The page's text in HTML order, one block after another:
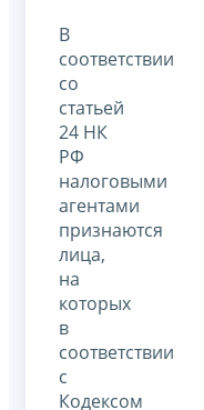
В
соответствии
со
статьей
24 НК
РФ
налоговыми
агентами
признаются
лица,
на
которых
в
соответствии
с
Кодексом